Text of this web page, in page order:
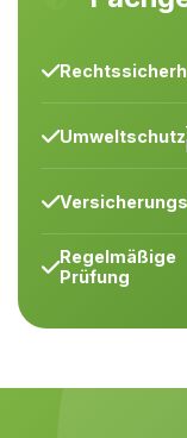
Umweltschutz
Regelmäßige
Prüfung